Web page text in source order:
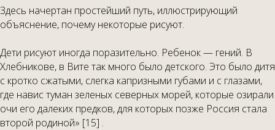
Здесь начертан простейший путь, иллюстрирующий
объяснение, почему некоторые рисуют.
Дети рисуют иногда поразительно. Ребенок — гений. В
Хлебникове, в Вите так много было детского. Это было дитя
с кротко сжатыми, слегка капризными губами и с глазами,
где навис туман зеленых северных морей, которые озирали
очи его далеких предков, для которых позже Россия стала
второй родиной» [15] .